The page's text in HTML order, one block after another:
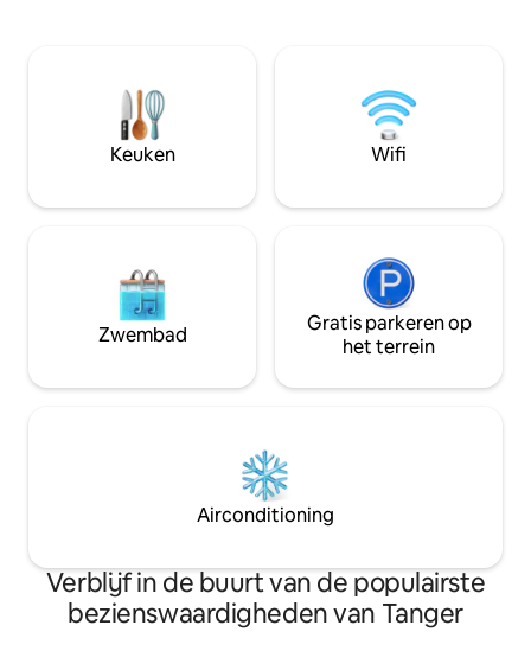
van de levendige waterkant, de City Mall
en uitstekend beoordeelde restaurants.
Met 24/7 beveiliging van het gebouw,
volledige airconditioning en Superhosts
verblijf in Tanger.
Keuken Wifi
Zwembad
Gratis parkeren op
het terrein
Airconditioning
Verblijf in de buurt van de populairste
bezienswaardigheden van Tanger